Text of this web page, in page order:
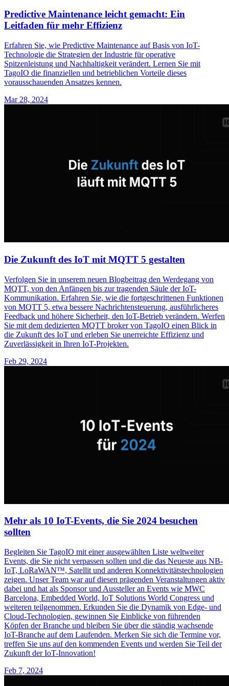
Predictive Maintenance leicht gemacht: Ein
Leitfaden für mehr Effizienz
Erfahren Sie, wie Predictive Maintenance auf Basis von IoT-
Technologie die Strategien der Industrie für operative
Spitzenleistung und Nachhaltigkeit verändert. Lernen Sie mit
TagoIO die finanziellen und betrieblichen Vorteile dieses
vorausschauenden Ansatzes kennen.
Mar 28, 2024
Die Zukunft des IoT mit MQTT 5 gestalten
Verfolgen Sie in unserem neuen Blogbeitrag den Werdegang von
MQTT, von den Anfängen bis zur tragenden Säule der IoT-
Kommunikation. Erfahren Sie, wie die fortgeschrittenen Funktionen
von MQTT 5, etwa bessere Nachrichtensteuerung, ausführlicheres
Feedback und höhere Sicherheit, den IoT-Betrieb verändern. Werfen
Sie mit dem dedizierten MQTT broker von TagoIO einen Blick in
die Zukunft des IoT und erleben Sie unerreichte Effizienz und
Zuverlässigkeit in Ihren IoT-Projekten.
Feb 29, 2024
Mehr als 10 IoT-Events, die Sie 2024 besuchen
sollten
Begleiten Sie TagoIO mit einer ausgewählten Liste weltweiter
Events, die Sie nicht verpassen sollten und die das Neueste aus NB-
IoT, LoRaWAN™, Satellit und anderen Konnektivitätstechnologien
zeigen. Unser Team war auf diesen prägenden Veranstaltungen aktiv
dabei und hat als Sponsor und Aussteller an Events wie MWC
Barcelona, Embedded World, IoT Solutions World Congress und
weiteren teilgenommen. Erkunden Sie die Dynamik von Edge- und
Cloud-Technologien, gewinnen Sie Einblicke von führenden
Köpfen der Branche und bleiben Sie über die ständig wachsende
IoT-Branche auf dem Laufenden. Merken Sie sich die Termine vor,
treffen Sie uns auf den kommenden Events und werden Sie Teil der
Zukunft der IoT-Innovation!
Feb 7, 2024